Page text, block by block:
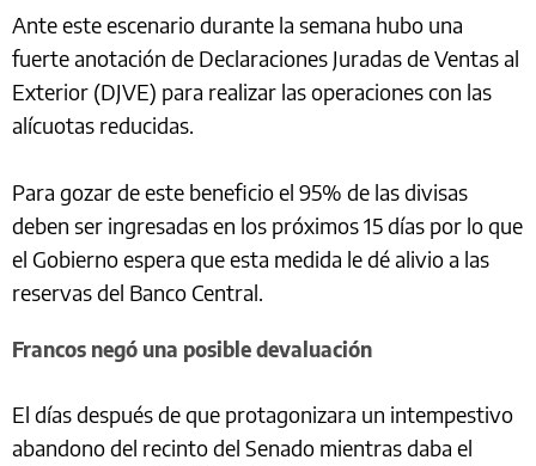
Ante este escenario durante la semana hubo una
fuerte anotación de Declaraciones Juradas de Ventas al
Exterior (DJVE) para realizar las operaciones con las
alícuotas reducidas.
Para gozar de este beneficio el 95% de las divisas
deben ser ingresadas en los próximos 15 días por lo que
el Gobierno espera que esta medida le dé alivio a las
reservas del Banco Central.
Francos negó una posible devaluación
El días después de que protagonizara un intempestivo
abandono del recinto del Senado mientras daba el